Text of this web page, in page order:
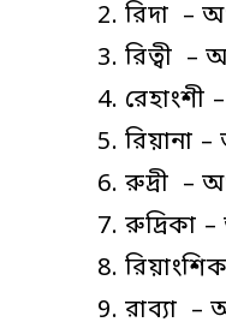
রিদা –
রিত্বী –
রেহাংশী
রিয়ানা
রুদ্রী –
রুদ্রিকা
রাব্যা –